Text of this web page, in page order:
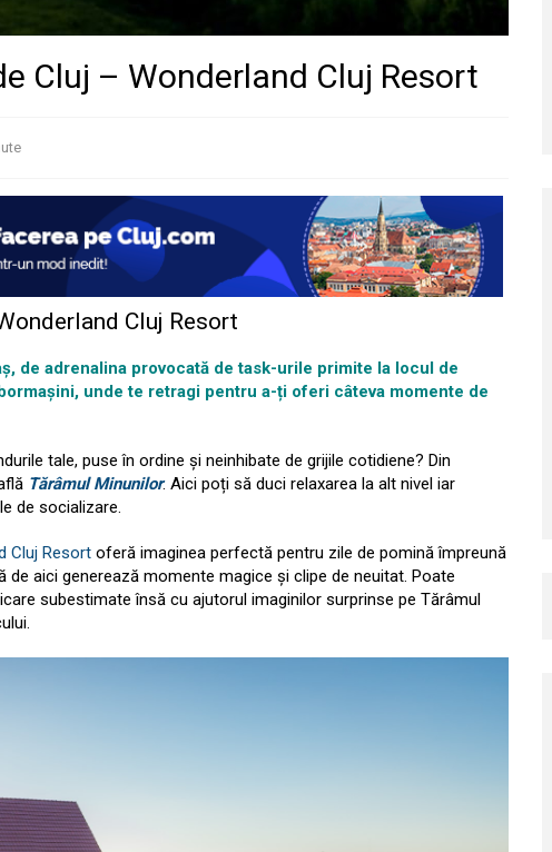
Cluj – Wonderland Cluj Resort
Cluj Resort
de adrenalina provocată de task-urile primite la locul de
unde te retragi pentru a-ți oferi câteva momente de
tale, puse în ordine și neinhibate de grijile cotidiene? Din
Tărâmul Minunilor. Aici poți să duci relaxarea la alt nivel iar
de socializare.
Cluj Resort oferă imaginea perfectă pentru zile de pomină împreună
aici generează momente magice și clipe de neuitat. Poate
subestimate însă cu ajutorul imaginilor surprinse pe Tărâmul